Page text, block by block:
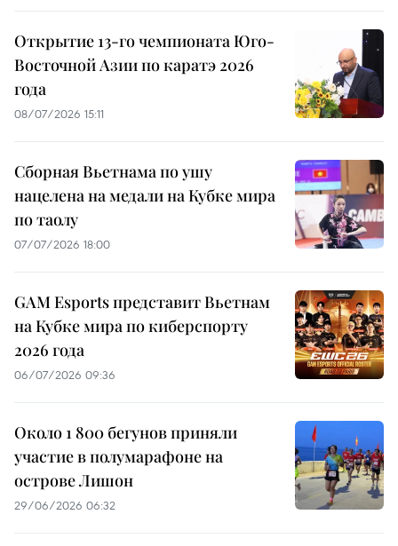
Открытие 13-го чемпионата Юго-
Восточной Азии по каратэ 2026
года
08/07/2026 15:11
Сборная Вьетнама по ушу
нацелена на медали на Кубке мира
по таолу
07/07/2026 18:00
GAM Esports представит Вьетнам
на Кубке мира по киберспорту
2026 года
06/07/2026 09:36
Около 1 800 бегунов приняли
участие в полумарафоне на
острове Лишон
29/06/2026 06:32